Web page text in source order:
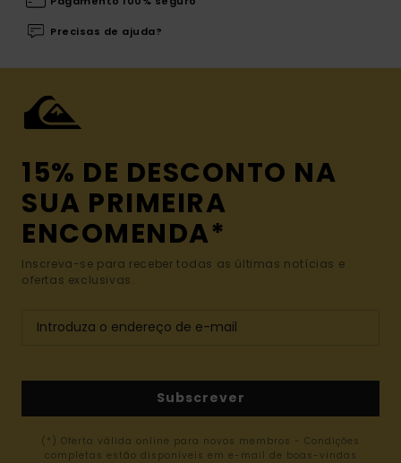
Precisas de ajuda?
15% DE DESCONTO NA
SUA PRIMEIRA
ENCOMENDA*
Inscreva-se para receber todas as últimas notícias e
ofertas exclusivas.
Subscrever
(*) Oferta válida online para novos membros - Condições
completas estão disponíveis em e-mail de boas-vindas